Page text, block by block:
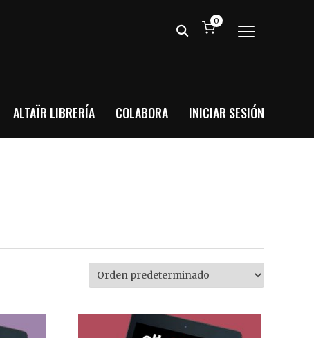
ALTERNAR
0
ALTAÏR LIBRERÍA COLABORA INICIAR SESIÓN